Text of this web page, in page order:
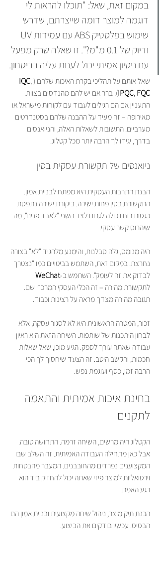
במקום זאת, שאל: "תוכלו להראות לי
דוגמה למוצר דומה שייצרתם, שדרש
ודיוק של 0.1 מ"מ?". זו שאלה שרק מפעל
עם ניסיון אמיתי יכול לענות עליה בביטחון.
שאל אותם על תהליכי בקרת האיכות שלהם ( IQC,
IPQC, FQC
). ברר אם יש להם מהנדסים בצוות.
התעניין אם הם רגילים לעבוד עם לקוחות מישראל או
מאירופה – זה מעיד על ההבנה שלהם בסטנדרטים
מערביים. התשובות לשאלות האלה, והניואנסים
בדרך, יגידו לך הרבה יותר מכל קטלוג.
ניואנסים של תקשורת עסקית בסין
הבנת התרבות העסקית היא מפתח לבניית אמון.
התקשורת בסין פחות ישירה. ביקורת ישירה נתפסת
כגסות רוח ויכולה לגרום לצד השני "לאבד פנים", מה
שיהרוס קשר עסקי.
היה מנומס, גלה סבלנות, והימנע מלהגיד "לא" בצורה
נחרצת. במקום זאת, השתמש בביטויים כמו "נצטרך
לבדוק את זה לעומק". השתמש ב-WeChat
לתקשורת מהירה – זה הכלי העסקי המרכזי שם.
תגובה מהירה מצדך מראה על רצינות וכבוד.
זכור, המטרה הראשונית היא לא לסגור עסקה, אלא
לבחון היתכנות של שותפות. השיחה הזאת היא ראיון
עבודה שאתה עורך לספק. הגיע מוכן, שאל שאלות
חכמות, והקשב היטב. זה הצעד שיחסוך לך הכי
הרבה זמן, כסף ועוגמת נפש.
בחינת איכות אמיתית והתאמה
לתקנים
הקטלוג היה מרשים, השיחה זרמה. התחושה טובה.
אבל כאן מתחילה העבודה האמיתית. זה השלב שבו
המקצוענים נפרדים מהחובבנים. המעבר מהבטחות
וירטואליות למוצר פיזי שאתה יכול להחזיק ביד הוא
רגע האמת.
הכנת תיק מוצר, ניהול שיחה מקצועית ובניית אמון הם
הבסיס. עכשיו בודקים את הביצוע.